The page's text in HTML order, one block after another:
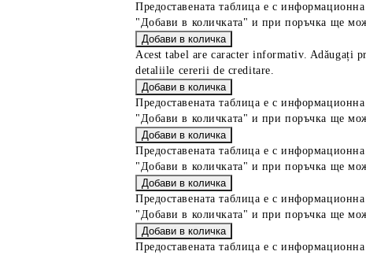
Предоставената таблица е с
"Добави в количката" и при поръчка ще
Acest tabel are caracter informativ. Adăugați
detaliile cererii de creditare.
Предоставената таблица е с
"Добави в количката" и при поръчка ще
Предоставената таблица е с
"Добави в количката" и при поръчка ще
Предоставената таблица е с
"Добави в количката" и при поръчка ще
Предоставената таблица е с